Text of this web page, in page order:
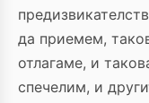
да приемем,
отлагаме, и
спечелим, и